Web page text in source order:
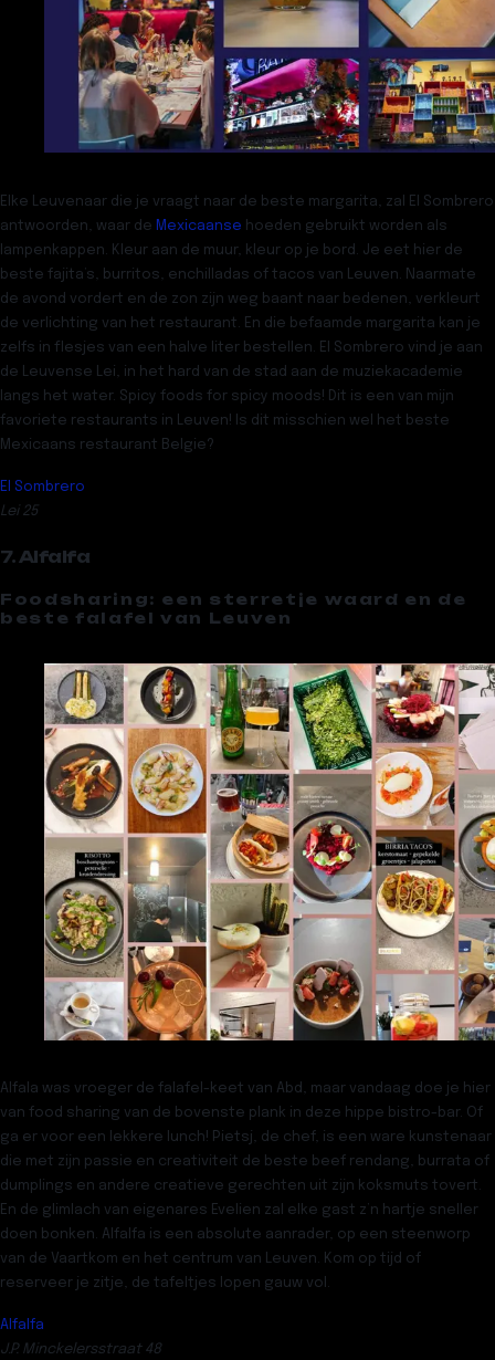
Elke Leuvenaar die je vraagt naar de beste margarita, zal
El Sombrero
antwoorden, waar de Mexicaanse hoeden gebruikt worden als
lampenkappen. Kleur aan de muur, kleur op je bord. Je eet hier de
beste fajita’s, burritos, enchilladas of tacos van Leuven. Naarmate
de avond vordert en de zon zijn weg baant naar bedenen, verkleurt
de verlichting van het restaurant. En die befaamde margarita kan je
zelfs in flesjes van een halve liter bestellen. El Sombrero vind je aan
de Leuvense Lei, in het hard van de stad aan de muziekacademie
langs het water. Spicy foods for spicy moods! Dit is een van mijn
favoriete restaurants in Leuven! Is dit misschien wel het beste
Mexicaans restaurant Belgie?
El Sombrero
Lei 25
7. Alfalfa
Foodsharing: een sterretje waard en de
beste falafel van Leuven
Alfala was vroeger de falafel-keet van Abd, maar vandaag doe je hier
van food sharing van de bovenste plank in deze hippe bistro-bar. Of
ga er voor een lekkere lunch! Pietsj, de chef, is een ware kunstenaar
die met zijn passie en creativiteit de beste beef rendang, burrata of
dumplings en andere creatieve gerechten uit zijn koksmuts tovert.
En de glimlach van eigenares Evelien zal elke gast z’n hartje sneller
doen bonken. Alfalfa is een absolute aanrader, op een steenworp
van de Vaartkom en het centrum van Leuven. Kom op tijd of
reserveer je zitje, de tafeltjes lopen gauw vol.
Alfalfa
J.P. Minckelersstraat 48